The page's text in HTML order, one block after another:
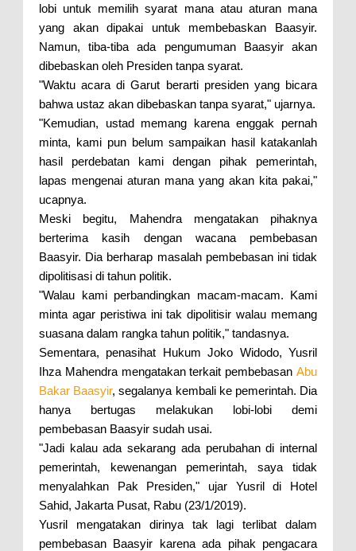
lobi untuk memilih syarat mana atau aturan mana
yang akan dipakai untuk membebaskan Baasyir.
Namun, tiba-tiba ada pengumuman Baasyir akan
dibebaskan oleh Presiden tanpa syarat.
"Waktu acara di Garut berarti presiden yang bicara
bahwa ustaz akan dibebaskan tanpa syarat," ujarnya.
"Kemudian, ustad memang karena enggak pernah
minta, kami pun belum sampaikan hasil katakanlah
hasil perdebatan kami dengan pihak pemerintah,
lapas mengenai aturan mana yang akan kita pakai,"
ucapnya.
Meski begitu, Mahendra mengatakan pihaknya
berterima kasih dengan wacana pembebasan
Baasyir. Dia berharap masalah pembebasan ini tidak
dipolitisasi di tahun politik.
"Walau kami perbandingkan macam-macam. Kami
minta agar peristiwa ini tak dipolitisir walau memang
suasana dalam rangka tahun politik," tandasnya.
Sementara, penasihat Hukum Joko Widodo, Yusril
Ihza Mahendra mengatakan terkait pembebasan Abu
Bakar Baasyir, segalanya kembali ke pemerintah. Dia
hanya bertugas melakukan lobi-lobi demi
pembebasan Baasyir sudah usai.
"Jadi kalau ada sekarang ada perubahan di internal
pemerintah, kewenangan pemerintah, saya tidak
menyalahkan Pak Presiden," ujar Yusril di Hotel
Sahid, Jakarta Pusat, Rabu (23/1/2019).
Yusril mengatakan dirinya tak lagi terlibat dalam
pembebasan Baasyir karena ada pihak pengacara